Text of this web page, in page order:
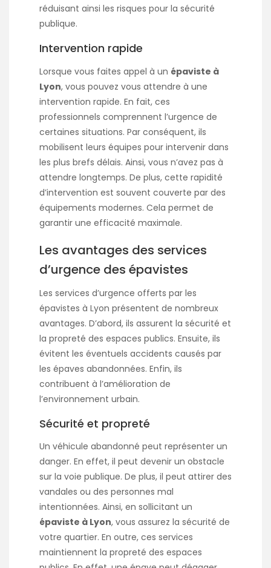
réduisant ainsi les risques pour la sécurité
publique.
Intervention rapide
Lorsque vous faites appel à un épaviste à
Lyon, vous pouvez vous attendre à une
intervention rapide. En fait, ces
professionnels comprennent l’urgence de
certaines situations. Par conséquent, ils
mobilisent leurs équipes pour intervenir dans
les plus brefs délais. Ainsi, vous n’avez pas à
attendre longtemps. De plus, cette rapidité
d’intervention est souvent couverte par des
équipements modernes. Cela permet de
garantir une efficacité maximale.
Les avantages des services
d’urgence des épavistes
Les services d’urgence offerts par les
épavistes à Lyon présentent de nombreux
avantages. D’abord, ils assurent la sécurité et
la propreté des espaces publics. Ensuite, ils
évitent les éventuels accidents causés par
les épaves abandonnées. Enfin, ils
contribuent à l’amélioration de
l’environnement urbain.
Sécurité et propreté
Un véhicule abandonné peut représenter un
danger. En effet, il peut devenir un obstacle
sur la voie publique. De plus, il peut attirer des
vandales ou des personnes mal
intentionnées. Ainsi, en sollicitant un
épaviste à Lyon, vous assurez la sécurité de
votre quartier. En outre, ces services
maintiennent la propreté des espaces